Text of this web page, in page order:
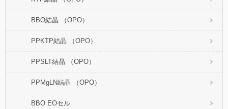
BBO結晶 （OPO）
PPKTP結晶 （OPO）
PPSLT結晶 （OPO）
PPMgLN結晶 （OPO）
BBO EOセル